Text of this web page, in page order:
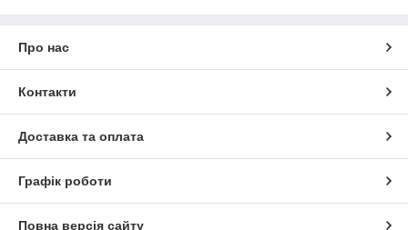
Про нас
Контакти
Доставка та оплата
Графік роботи
Повна версія сайту